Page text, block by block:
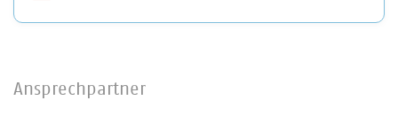
Ansprechpartner